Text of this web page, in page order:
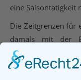
eine Saisontätigkeit
Die Zeitgrenzen für
damals mit der
zunächst nur
Unabhängig von